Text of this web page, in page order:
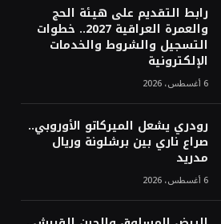
رابط التقديم على هيئة الحج
والعمرة العراقية 2027.. خطوات
التسجيل والشروط والخدمات
الإلكترونية
6 أغسطس، 2026
رودري يشعل الميركاتو الأوروبي..
صراع ناري بين برشلونة وريال
مدريد
6 أغسطس، 2026